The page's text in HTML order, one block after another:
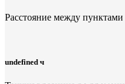
Расстояние между пунктами
undefined ч